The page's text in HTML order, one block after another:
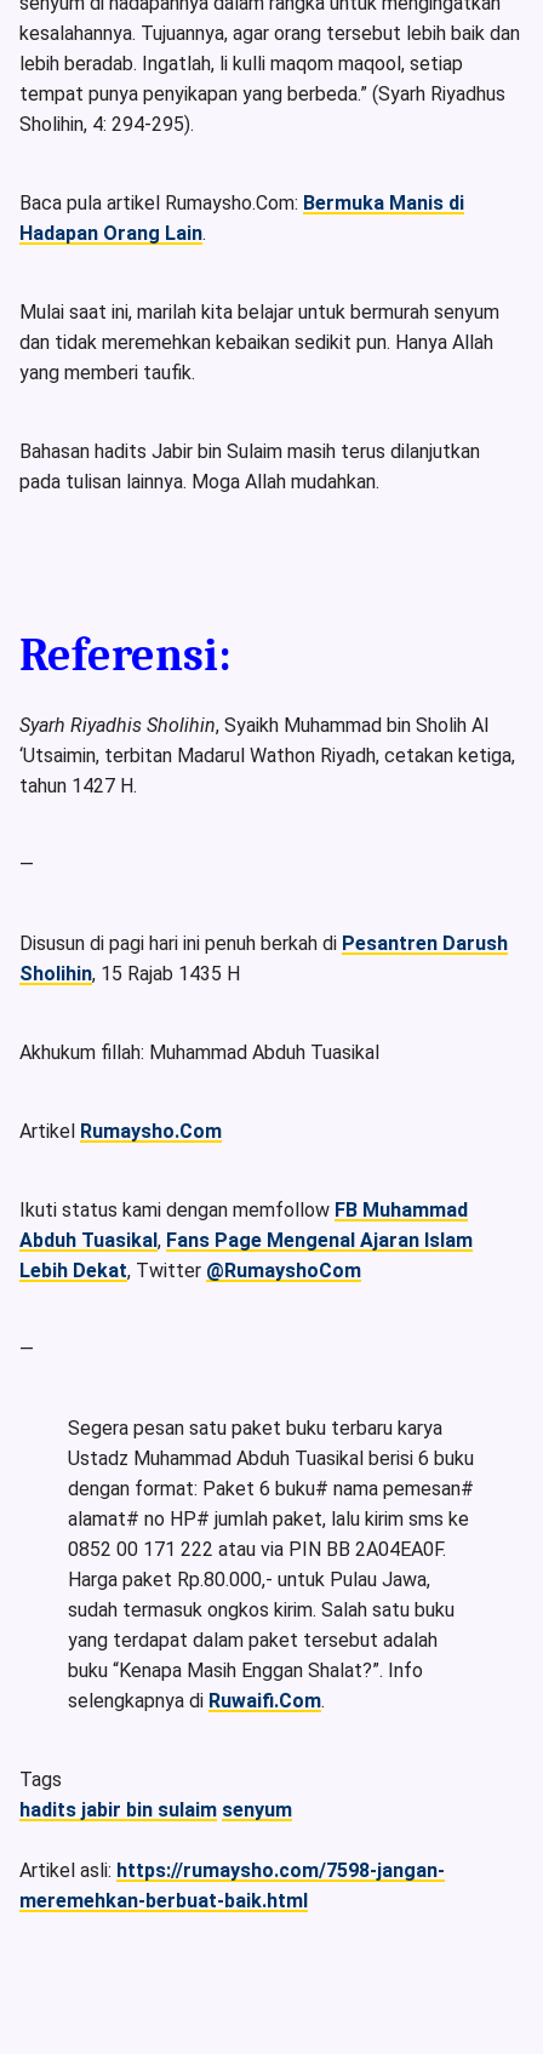
kesalahannya. Tujuannya, agar orang tersebut lebih baik dan
lebih beradab. Ingatlah, li kulli maqom maqool, setiap
tempat punya penyikapan yang berbeda.” (Syarh Riyadhus
Sholihin, 4: 294-295).
Baca pula artikel Rumaysho.Com: Bermuka Manis di
Hadapan Orang Lain.
Mulai saat ini, marilah kita belajar untuk bermurah senyum
dan tidak meremehkan kebaikan sedikit pun. Hanya Allah
yang memberi taufik.
Bahasan hadits Jabir bin Sulaim masih terus dilanjutkan
pada tulisan lainnya. Moga Allah mudahkan.
Referensi:
Syarh Riyadhis Sholihin, Syaikh Muhammad bin Sholih Al
‘Utsaimin, terbitan Madarul Wathon Riyadh, cetakan ketiga,
tahun 1427 H.
—
Disusun di pagi hari ini penuh berkah di Pesantren Darush
Sholihin, 15 Rajab 1435 H
Akhukum fillah: Muhammad Abduh Tuasikal
Artikel Rumaysho.Com
Ikuti status kami dengan memfollow FB Muhammad
Abduh Tuasikal, Fans Page Mengenal Ajaran Islam
Lebih Dekat, Twitter @RumayshoCom
—
Segera pesan satu paket buku terbaru karya
Ustadz Muhammad Abduh Tuasikal berisi 6 buku
dengan format: Paket 6 buku# nama pemesan#
alamat# no HP# jumlah paket, lalu kirim sms ke
0852 00 171 222 atau via PIN BB 2A04EA0F.
Harga paket Rp.80.000,- untuk Pulau Jawa,
sudah termasuk ongkos kirim. Salah satu buku
yang terdapat dalam paket tersebut adalah
buku “Kenapa Masih Enggan Shalat?”. Info
selengkapnya di Ruwaifi.Com.
Tags
hadits jabir bin sulaim senyum
Artikel asli: https://rumaysho.com/7598-jangan-
meremehkan-berbuat-baik.html